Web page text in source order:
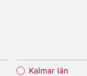
Kalmar län